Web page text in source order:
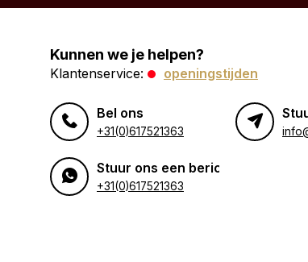
Kunnen we je helpen?
Klantenservice: openingstijden
Bel ons
+31(0)617521363
Stuur ons een bericht
+31(0)617521363